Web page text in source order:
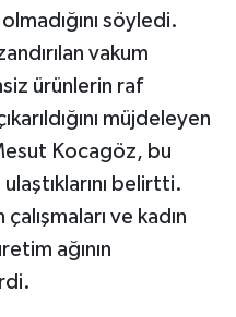
söyledi.
vakum
ürünlerin raf
müjdeleyen
Kocagöz, bu
belirtti.
ve kadın
ağının